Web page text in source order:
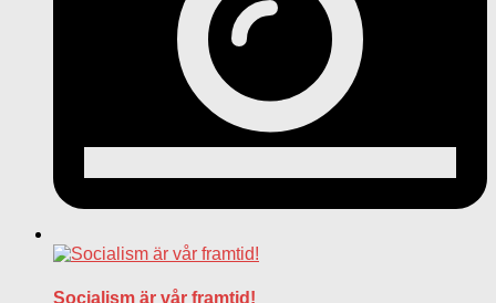
Socialism är vår framtid!